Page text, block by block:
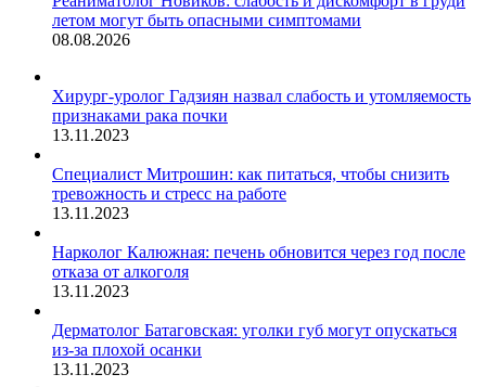
летом могут быть опасными симптомами
08.08.2026
Хирург-уролог Гадзиян назвал слабость и утомляемость
признаками рака почки
13.11.2023
Специалист Митрошин: как питаться, чтобы снизить
тревожность и стресс на работе
13.11.2023
Нарколог Калюжная: печень обновится через год после
отказа от алкоголя
13.11.2023
Дерматолог Батаговская: уголки губ могут опускаться
из-за плохой осанки
13.11.2023